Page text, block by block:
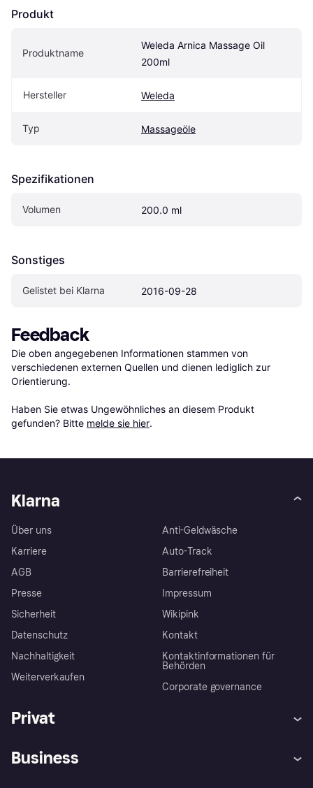
Produkt
Produktname
Weleda Arnica Massage Oil
200ml
Hersteller Weleda
Typ Massageöle
Spezifikationen
Volumen 200.0 ml
Sonstiges
Gelistet bei Klarna 2016-09-28
Feedback
Die oben angegebenen Informationen stammen von
verschiedenen externen Quellen und dienen lediglich zur
Orientierung.
Haben Sie etwas Ungewöhnliches an diesem Produkt
gefunden? Bitte melde sie hier.
Klarna
Über uns
Karriere
AGB
Presse
Sicherheit
Datenschutz
Nachhaltigkeit
Weiterverkaufen
Anti-Geldwäsche
Auto-Track
Barrierefreiheit
Impressum
Wikipink
Kontakt
Kontaktinformationen für
Behörden
Corporate governance
Privat
Business